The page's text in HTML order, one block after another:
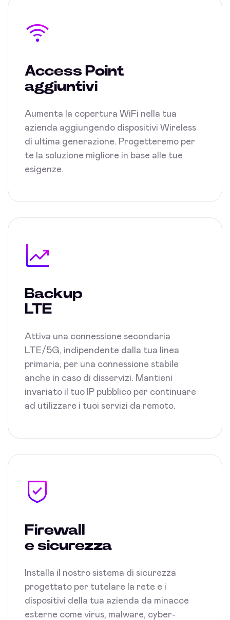
Access Point
aggiuntivi
Aumenta la copertura WiFi nella tua
azienda aggiungendo dispositivi Wireless
di ultima generazione. Progetteremo per
te la soluzione migliore in base alle tue
esigenze.
Backup
LTE
Attiva una connessione secondaria
LTE/5G, indipendente dalla tua linea
primaria, per una connessione stabile
anche in caso di disservizi. Mantieni
invariato il tuo IP pubblico per continuare
ad utilizzare i tuoi servizi da remoto.
Firewall
e sicurezza
Installa il nostro sistema di sicurezza
progettato per tutelare la rete e i
dispositivi della tua azienda da minacce
esterne come virus, malware, cyber-